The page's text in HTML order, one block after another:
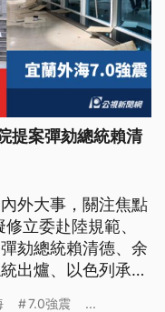
提案彈劾總統賴清
外大事，關注焦點
立委赴陸規範、
劾總統賴清德、余
出爐、以色列承認
7.0強震 ...